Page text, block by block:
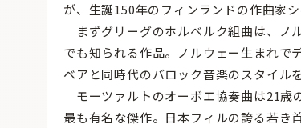
が、生誕150年のフィンランドの作曲家
まずグリーグのホルベルク組曲は、ノ
でも知られる作品。ノルウェー生まれで
ベアと同時代のバロック音楽のスタイル
モーツァルトのオーボエ協奏曲は21歳
最も有名な傑作。日本フィルの誇る若き